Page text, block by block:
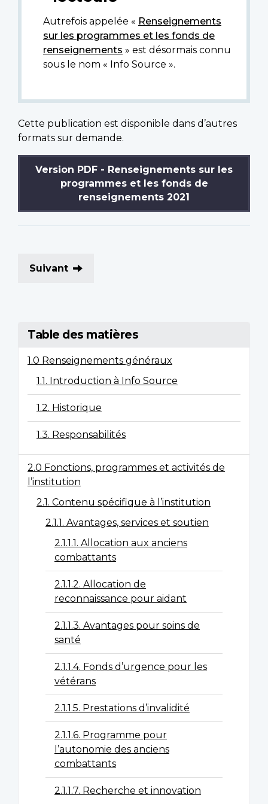
Autrefois appelée « Renseignements
sur les programmes et les fonds de
renseignements » est désormais connu
sous le nom « Info Source ».
Cette publication est disponible dans d’autres
formats sur demande.
Version PDF - Renseignements sur les
programmes et les fonds de
renseignements 2021
Suivant
Table des matières
1.0 Renseignements généraux
1.1. Introduction à Info Source
1.2. Historique
1.3. Responsabilités
2.0 Fonctions, programmes et activités de
l’institution
2.1. Contenu spécifique à l’institution
2.1.1. Avantages, services et soutien
2.1.1.1. Allocation aux anciens
combattants
2.1.1.2. Allocation de
reconnaissance pour aidant
2.1.1.3. Avantages pour soins de
santé
2.1.1.4. Fonds d’urgence pour les
vétérans
2.1.1.5. Prestations d’invalidité
2.1.1.6. Programme pour
l’autonomie des anciens
combattants
2.1.1.7. Recherche et innovation